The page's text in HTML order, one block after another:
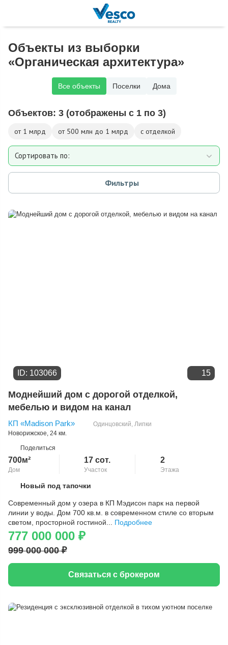
Объекты из выборки
«Органическая архитектура»
Объектов: 3 (отображены с 1 по 3)
Все объекты Поселки Дома
от 1 млрд от 500 млн до 1 млрд с отделкой
Сортировать по:
Площади
Фильтры
ID: 103066 15
Моднейший дом с дорогой отделкой,
мебелью и видом на канал
КП «Madison Park» Одинцовский Липки
Новорижское , 24 км.
Поделиться
Скопировать ссылку
700м²
Дом
17 сот.
Участок
2
Этажа
Новый под тапочки
Современный дом у озера в КП Мэдисон парк на первой
линии у воды. Дом 700 кв.м. в современном стиле со вторым
светом, просторной гостиной... Подробнее
777 000 000 ₽
999 000 000 ₽
Связаться с брокером